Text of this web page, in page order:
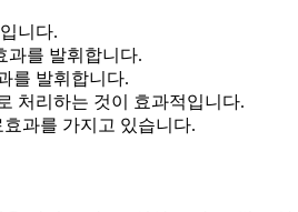
니다.
과를 발휘합니다.
를 발휘합니다.
처리하는 것이 효과적입니다.
과를 가지고 있습니다.​